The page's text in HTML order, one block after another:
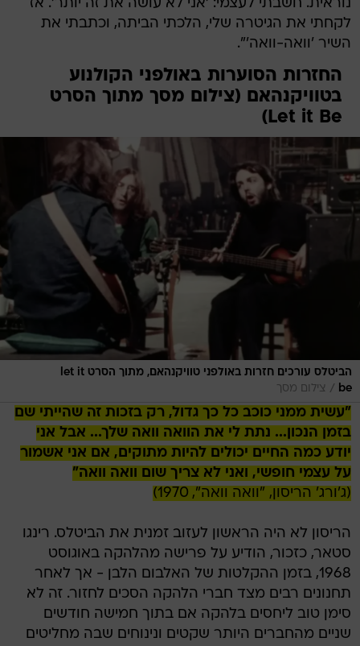
נוראית. חשבתי לעצמי: 'אני לא עושה את זה יותר'. אז
לקחתי את הגיטרה שלי, הלכתי הביתה, וכתבתי את
השיר 'וואה-וואה'".
החזרות הסוערות באולפני הקולנוע
בטוויקנהאם (צילום מסך מתוך הסרט
Let it Be)
הביטלס עורכים חזרות באולפני טוויקנהאם, מתוך הסרט let it
be
/ צילום מסך
"עשית ממני כוכב כל כך גדול, רק בזכות זה שהייתי שם
בזמן הנכון... נתת לי את הוואה וואה שלך... אבל אני
יודע כמה החיים יכולים להיות מתוקים, אם אני אשמור
על עצמי חופשי, ואני לא צריך שום וואה וואה"
(ג'ורג' הריסון, "וואה וואה", 1970)
הריסון לא היה הראשון לעזוב זמנית את הביטלס. רינגו
סטאר, כזכור, הודיע על פרישה מהלהקה באוגוסט
1968, בזמן ההקלטות של האלבום הלבן - אך לאחר
תחנונים רבים מצד חברי הלהקה הסכים לחזור. זה לא
סימן טוב ליחסים בלהקה אם בתוך חמישה חודשים
שניים מהחברים היותר שקטים ונינוחים שבה מחליטים